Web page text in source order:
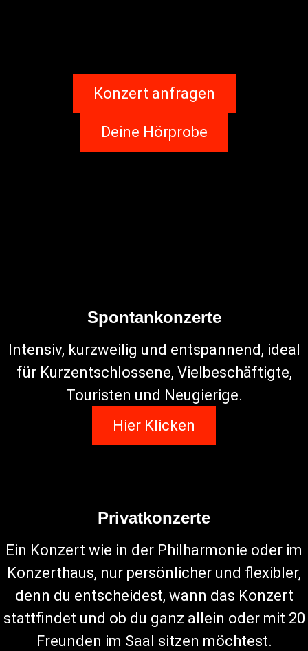
Konzert anfragen
Deine Hörprobe
Spontankonzerte
Intensiv, kurzweilig und entspannend, ideal
für Kurzentschlossene, Vielbeschäftigte,
Touristen und Neugierige.
Hier Klicken
Privatkonzerte
Ein Konzert wie in der Philharmonie oder im
Konzerthaus, nur persönlicher und flexibler,
denn du entscheidest, wann das Konzert
stattfindet und ob du ganz allein oder mit 20
Freunden im Saal sitzen möchtest.